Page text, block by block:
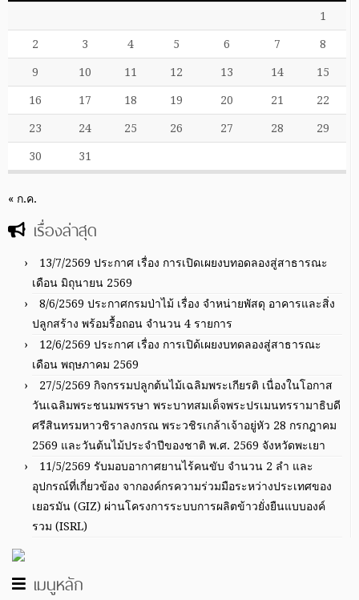
1
2 3 4 5 6 7 8
9 10 11 12 13 14 15
16 17 18 19 20 21 22
23 24 25 26 27 28 29
30 31
« ก.ค.
เรื่องล่าสุด
13/7/2569 ประกาศ เรื่อง การเปิดเผยงบทอดลองสู่สาธารณะ
เดือน มิถุนายน 2569
8/6/2569 ประกาศกรมป่าไม้ เรื่อง จำหน่ายพัสดุ อาคารและสิ่ง
ปลูกสร้าง พร้อมรื้อถอน จำนวน 4 รายการ
12/6/2569 ประกาศ เรื่อง การเปิด้เผยงบทดลองสู่สาธารณะ
เดือน พฤษภาคม 2569
27/5/2569 กิจกรรมปลูกต้นไม้เฉลิมพระเกียรติ เนื่องในโอกาส
วันเฉลิมพระชนมพรรษา พระบาทสมเด็จพระปรเมนทรรามาธิบดี
ศรีสินทรมหาวชิราลงกรณ พระวชิรเกล้าเจ้าอยู่หัว 28 กรกฎาคม
2569 และวันต้นไม้ประจำปีของชาติ พ.ศ. 2569 จังหวัดพะเยา
11/5/2569 รับมอบอากาศยานไร้คนขับ จำนวน 2 ลำ และ
อุปกรณ์ที่เกี่ยวข้อง จากองค์กรความร่วมมือระหว่างประเทศของ
เยอรมัน (GIZ) ผ่านโครงการระบบการผลิตข้าวยั่งยืนแบบองค์
รวม (ISRL)
เมนูหลัก